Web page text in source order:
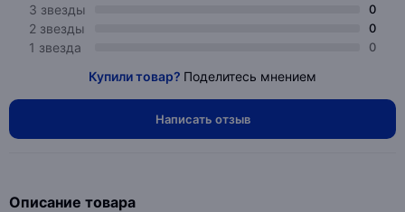
3 звезды 0
2 звезды 0
1 звезда 0
Купили товар? Поделитесь мнением
Написать отзыв
Описание товара